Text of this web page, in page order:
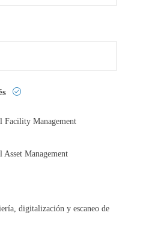
Facility Management
Asset Management
digitalización y escaneo de